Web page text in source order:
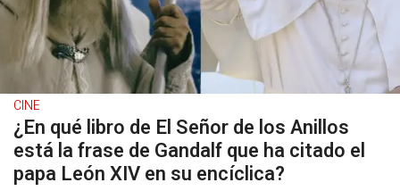
CINE
¿En qué libro de El Señor de los Anillos
está la frase de Gandalf que ha citado el
papa León XIV en su encíclica?